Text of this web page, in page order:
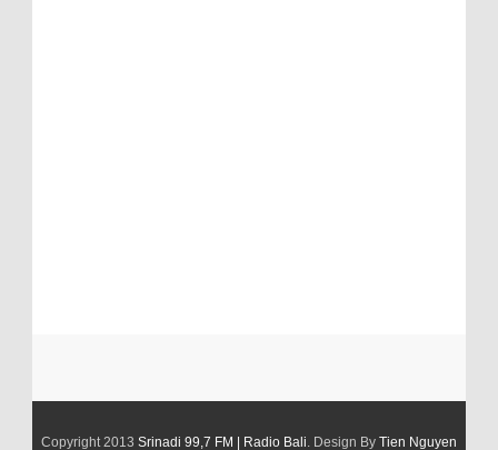
Copyright 2013 Srinadi 99,7 FM | Radio Bali. Design By Tien Nguyen